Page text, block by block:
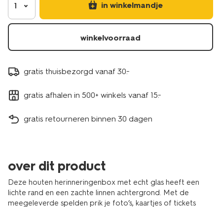
1 in winkelmandje
winkelvoorraad
gratis thuisbezorgd vanaf 30.-
gratis afhalen in 500+ winkels vanaf 15.-
gratis retourneren binnen 30 dagen
over dit product
Deze houten herinneringenbox met echt glas heeft een
lichte rand en een zachte linnen achtergrond. Met de
meegeleverde spelden prik je foto’s, kaartjes of tickets